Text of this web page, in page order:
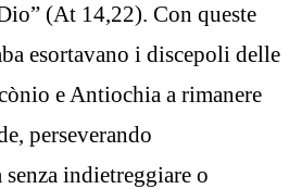
(At 14,22). Con queste
esortavano i discepoli delle
e Antiochia a rimanere
perseverando
indietreggiare o